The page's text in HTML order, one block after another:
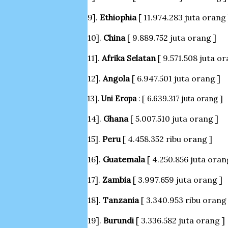
9]. Ethiophia [ 11.974.283 juta orang
10]. China[ 9.889.752 juta orang ]
11]. Afrika Selatan [ 9.571.508 juta
12]. Angola[ 6.947.501 juta orang ]
13]. Uni Eropa: [ 6.639.317 juta orang ]
14]. Ghana[ 5.007.510 juta orang ]
15]. Peru [ 4.458.352 ribu orang ]
16]. Guatemala[ 4.250.856 juta
17]. Zambia[ 3.997.659 juta orang ]
18]. Tanzania[ 3.340.953 ribu orang
19]. Burundi [ 3.336.582 juta orang ]